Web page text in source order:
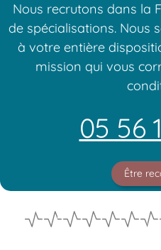
Nous recrutons dans la
de spécialisations. Nous
à votre entière
mission qui vous
05 56
Être